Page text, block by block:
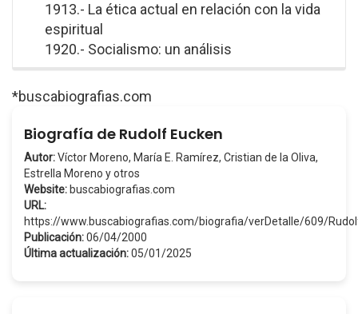
1913.- La ética actual en relación con la vida
espiritual
1920.- Socialismo: un análisis
*buscabiografias.com
Biografía de Rudolf Eucken
Autor:Víctor Moreno, María E. Ramírez, Cristian de la Oliva,
Estrella Moreno y otros
Website: buscabiografias.com
URL:
https://www.buscabiografias.com/biografia/verDetalle/609/
Publicación:06/04/2000
Última actualización:05/01/2025